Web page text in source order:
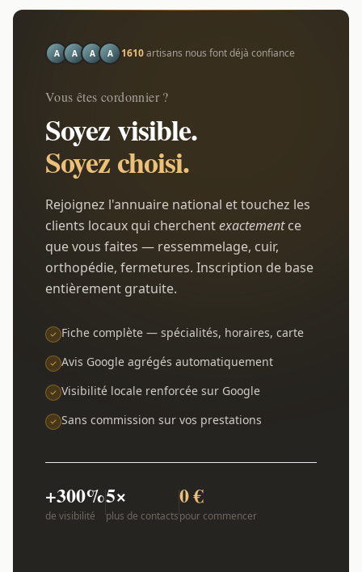
A A A A 1610artisans nous font déjà confiance
Vous êtes cordonnier ?
Soyez visible.
Soyez choisi.
Rejoignez l'annuaire national et touchez les
clients locaux qui cherchentexactementce
que vous faites — ressemmelage, cuir,
orthopédie, fermetures. Inscription de base
entièrement gratuite.
Fiche complète — spécialités, horaires, carte
Avis Google agrégés automatiquement
Visibilité locale renforcée sur Google
Sans commission sur vos prestations
+300%
de visibilité
5×
plus de contacts
0 €
pour commencer